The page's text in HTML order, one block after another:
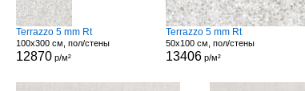
Terrazzo 5 mm Rt
100x300 см, пол/стены
12870р/м²
Terrazzo 5 mm Rt
50x100 см, пол/стены
13406р/м²